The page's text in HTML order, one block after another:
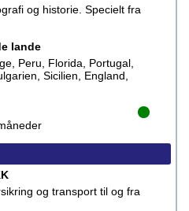
og historie. Specielt fra
lande
Peru, Florida, Portugal,
Sicilien, England,
og transport til og fra